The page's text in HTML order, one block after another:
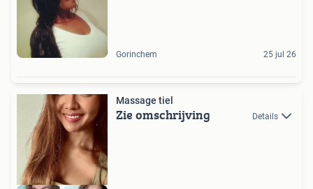
Gorinchem 25 jul 26
Massage tiel
Zie omschrijving Details